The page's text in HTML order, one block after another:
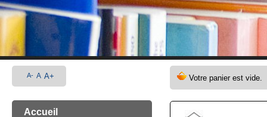
A- A A+
Accueil